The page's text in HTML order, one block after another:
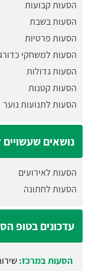
הסעות קבועות
הסעות בשבת
הסעות פרטיות
הסעות למשחקי
הסעות גדולות
הסעות קטנות
הסעות לתנועות נוער
נושאים שעשויים
הסעות לאירועים
הסעות לחתונה
עדכונים בטופ
הסעות במרכז: